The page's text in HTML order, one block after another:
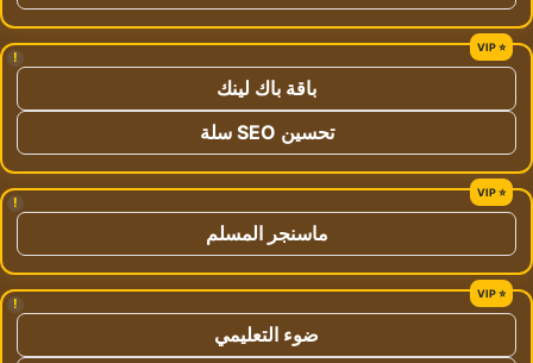
!
باقة باك لينك
تحسين SEO سلة
!
ماسنجر المسلم
!
ضوء التعليمي